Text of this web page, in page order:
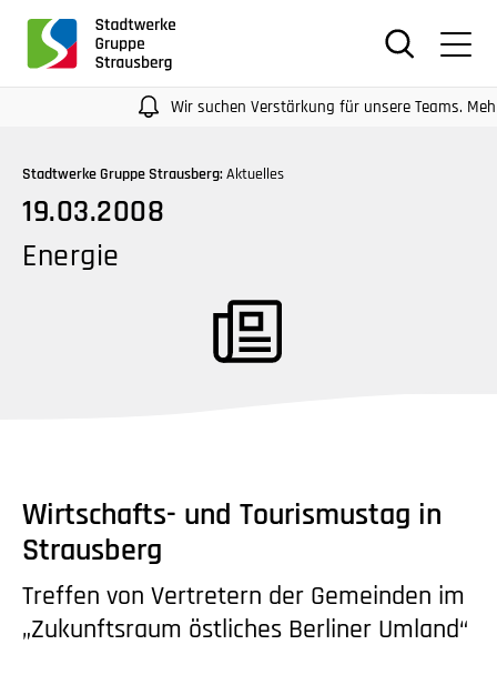
Screenreader
oder
Tabulatorentaste:
Überspringen
der
Hauptnavigation
Wir suchen Verstärkung für unsere Teams. Mehr
Stadtwerke Gruppe Strausberg: Aktuelles
19.03.2008
Energie
Wirtschafts- und Tourismustag in
Strausberg
Treffen von Vertretern der Gemeinden im
„Zukunftsraum östliches Berliner Umland“